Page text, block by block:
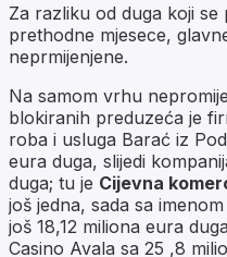
Za razliku od duga koji
prethodne mjesece,
neprmijenjene.
Na samom vrhu
blokiranih preduzeća je
roba i usluga Barać iz
eura duga, slijedi
duga; tu je Cijevna
još jedna, sada sa imenom
još 18,12 miliona eura
Casino Avala sa 25 ,8